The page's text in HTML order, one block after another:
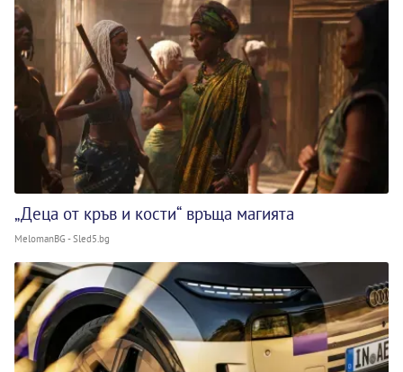
„Деца от кръв и кости“ връща магията
MelomanBG - Sled5.bg